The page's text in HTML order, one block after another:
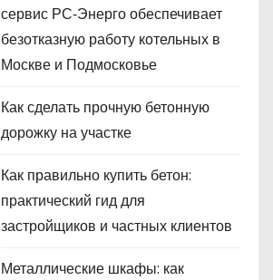
сервис РС‑Энерго обеспечивает
безотказную работу котельных в
Москве и Подмосковье
Как сделать прочную бетонную
дорожку на участке
Как правильно купить бетон:
практический гид для
застройщиков и частных клиентов
Металлические шкафы: как